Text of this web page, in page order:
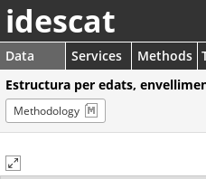
idescat
Data Services Methods
Estructura per edats,
Methodology